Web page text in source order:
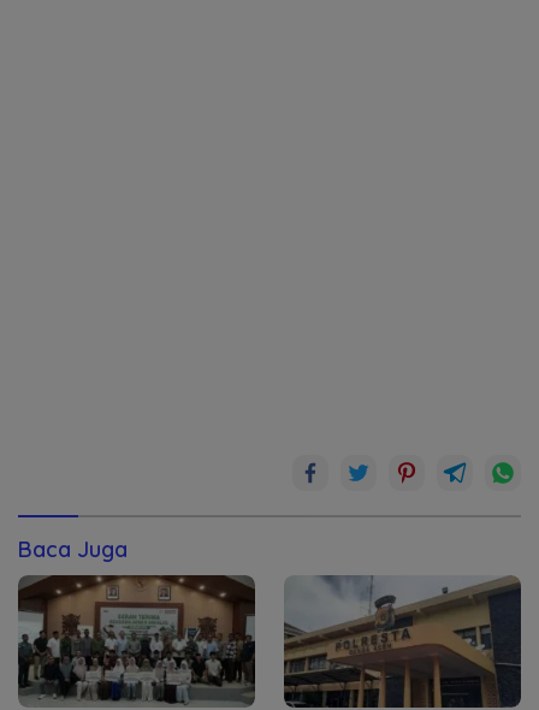
Baca Juga